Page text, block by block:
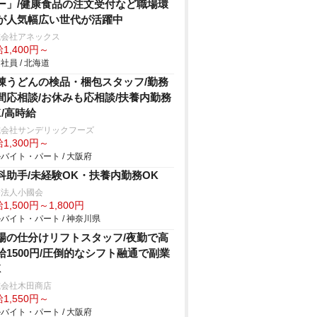
」/健康食品の注文受付など職場環
人気幅広い世代が活躍中
社アネックス
1,400円～
員 / 北海道
うどんの検品・梱包スタッフ/勤務
応相談/お休みも応相談/扶養内勤務
高時給
社サンデリックフーズ
1,300円～
イト・パート / 大阪府
助手/未経験OK・扶養内勤務OK
人小國会
1,500円～1,800円
イト・パート / 神奈川県
の仕分けリフトスタッフ/夜勤で高
1500円/圧倒的なシフト融通で副業
社木田商店
1,550円～
イト・パート / 大阪府